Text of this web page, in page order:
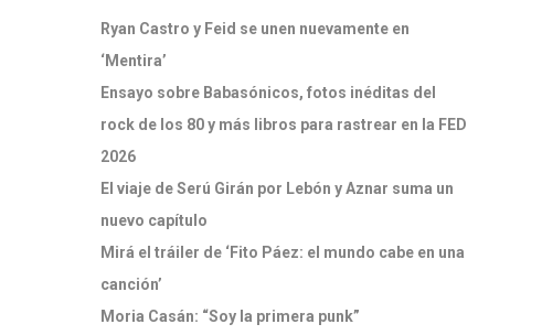
Ryan Castro y Feid se unen nuevamente en
‘Mentira’
Ensayo sobre Babasónicos, fotos inéditas del
rock de los 80 y más libros para rastrear en la FED
2026
El viaje de Serú Girán por Lebón y Aznar suma un
nuevo capítulo
Mirá el tráiler de ‘Fito Páez: el mundo cabe en una
canción’
Moria Casán: “Soy la primera punk”